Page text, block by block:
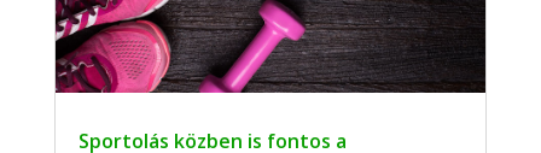
Sportolás közben is fontos a